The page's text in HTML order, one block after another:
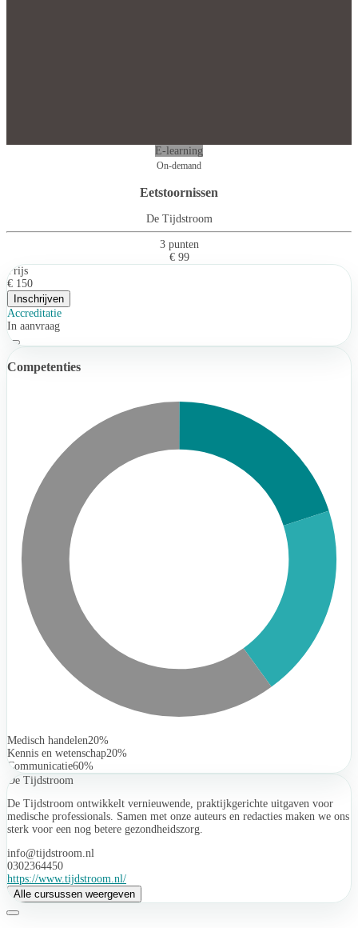
E-learning
On-demand
Eetstoornissen
De Tijdstroom
3 punten
€ 99
Prijs
€ 150
Inschrijven
Accreditatie
In aanvraag
Competenties
Medisch handelen20%
Kennis en wetenschap20%
Communicatie60%
De Tijdstroom
De Tijdstroom ontwikkelt vernieuwende, praktijkgerichte uitgaven voor
medische professionals. Samen met onze auteurs en redacties maken we ons
sterk voor een nog betere gezondheidszorg.
info@tijdstroom.nl
0302364450
https://www.tijdstroom.nl/
Alle cursussen weergeven